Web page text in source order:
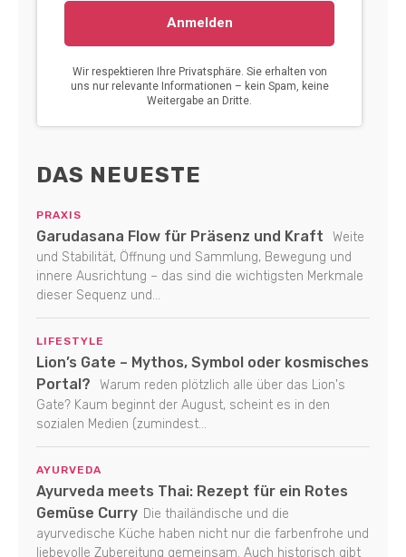
DAS NEUESTE
PRAXIS
Garudasana Flow für Präsenz und Kraft
Weite
und Stabilität, Öffnung und Sammlung, Bewegung und
innere Ausrichtung – das sind die wichtigsten Merkmale
dieser Sequenz und...
LIFESTYLE
Lion’s Gate – Mythos, Symbol oder kosmisches
Portal?
Warum reden plötzlich alle über das Lion's
Gate? Kaum beginnt der August, scheint es in den
sozialen Medien (zumindest...
AYURVEDA
Ayurveda meets Thai: Rezept für ein Rotes
Gemüse Curry Die thailändische und die
ayurvedische Küche haben nicht nur die farbenfrohe und
liebevolle Zubereitung gemeinsam. Auch historisch gibt